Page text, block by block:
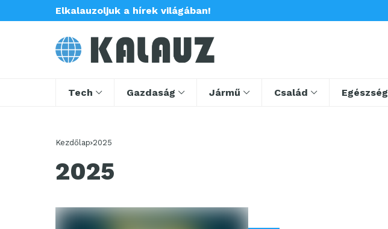
Elkalauzoljuk a hírek világában!
Tech Gazdaság Jármű Család Egészség
Kezdőlap 2025
2025